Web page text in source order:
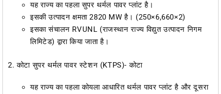
यह राज्य का पहला सुपर थर्मल पावर प्लांट है।
इसकी उत्पादन क्षमता 2820 MW है। (250×6,660×2)
इसका संचालन RVUNL (राजस्थान राज्य विद्युत उत्पादन निगम
लिमिटेड) द्वारा किया जाता है।
2. कोटा सुपर थर्मल पावर स्टेशन (KTPS)- कोटा
यह राज्य का पहला कोयला आधारित थर्मल पावर प्लांट है और दूसरा